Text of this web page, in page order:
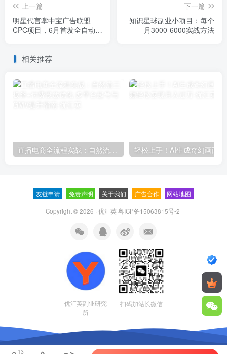
上一篇
明星代言掌中宝广告联盟
CPC项目，6月首发全自动挂
下一篇
知识星球副业小项目：每个
月3000-6000实战方法
相关推荐
直播电商全流程实战：自然流三板斧+付费投放优化,多平台起号与GMV提升指南
友链申请 免责声明 关于我们 广告合作 网站地图
Copyright © 2026 · 优汇英粤ICP备15063815号-2
优汇英副业研究
所
扫码加站长微信
13